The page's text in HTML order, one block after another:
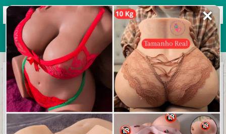
Grupos de WhatsApp 2026
+ Enviar grupo
✕